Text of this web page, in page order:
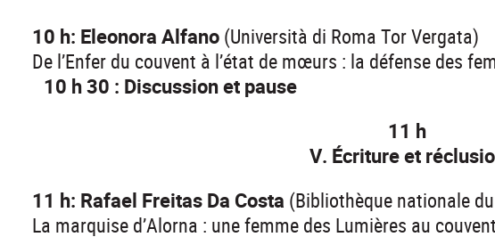
10 h: Eleonora Alfano (Università di Roma Tor Vergata)
De l’Enfer du couvent à l’état de mœurs : la défense des
10 h 30 : Discussion et pause
11 h
V. Écriture et
11 h: Rafael Freitas Da Costa (Bibliothèque nationale
La marquise d’Alorna : une femme des Lumières au couvent